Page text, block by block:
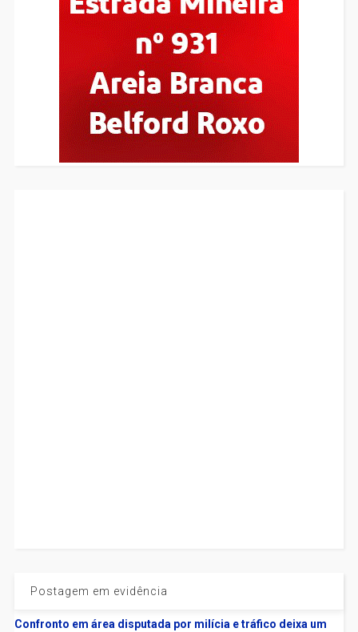
Postagem em evidência
Confronto em área disputada por milícia e tráfico deixa um